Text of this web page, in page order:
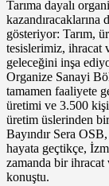
Tarıma dayalı
kazandıracaklarına
gösteriyor: Tarım,
tesislerimiz, ihracat
geleceğini inşa
Organize Sanayi
tamamen faaliyete
üretimi ve 3.500
üretim üslerinden
Bayındır Sera
hayata geçtikçe,
zamanda bir ihracat
konuştu.